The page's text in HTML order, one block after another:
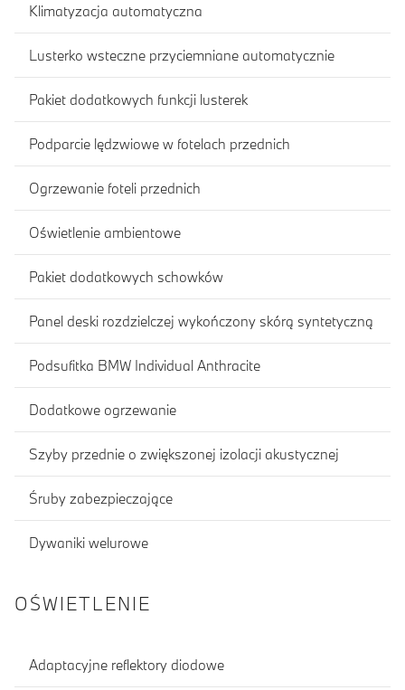
Klimatyzacja automatyczna
Lusterko wsteczne przyciemniane automatycznie
Pakiet dodatkowych funkcji lusterek
Podparcie lędzwiowe w fotelach przednich
Ogrzewanie foteli przednich
Oświetlenie ambientowe
Pakiet dodatkowych schowków
Panel deski rozdzielczej wykończony skórą syntetyczną
Podsufitka BMW Individual Anthracite
Dodatkowe ogrzewanie
Szyby przednie o zwiększonej izolacji akustycznej
Śruby zabezpieczające
Dywaniki welurowe
OŚWIETLENIE
Adaptacyjne reflektory diodowe